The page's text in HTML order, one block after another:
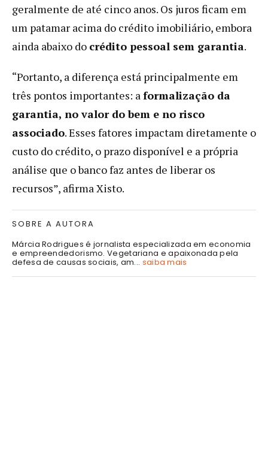
geralmente de até cinco anos. Os juros ficam em
um patamar acima do crédito imobiliário, embora
ainda abaixo do crédito pessoal sem garantia.
“Portanto, a diferença está principalmente em
três pontos importantes: aformalização da
garantia, no valor do bem e no risco
associado. Esses fatores impactam diretamente o
custo do crédito, o prazo disponível e a própria
análise que o banco faz antes de liberar os
recursos”, afirma Xisto.
SOBRE A AUTORA
Márcia Rodrigues é jornalista especializada em economia
e empreendedorismo. Vegetariana e apaixonada pela
defesa de causas sociais, am... saiba mais